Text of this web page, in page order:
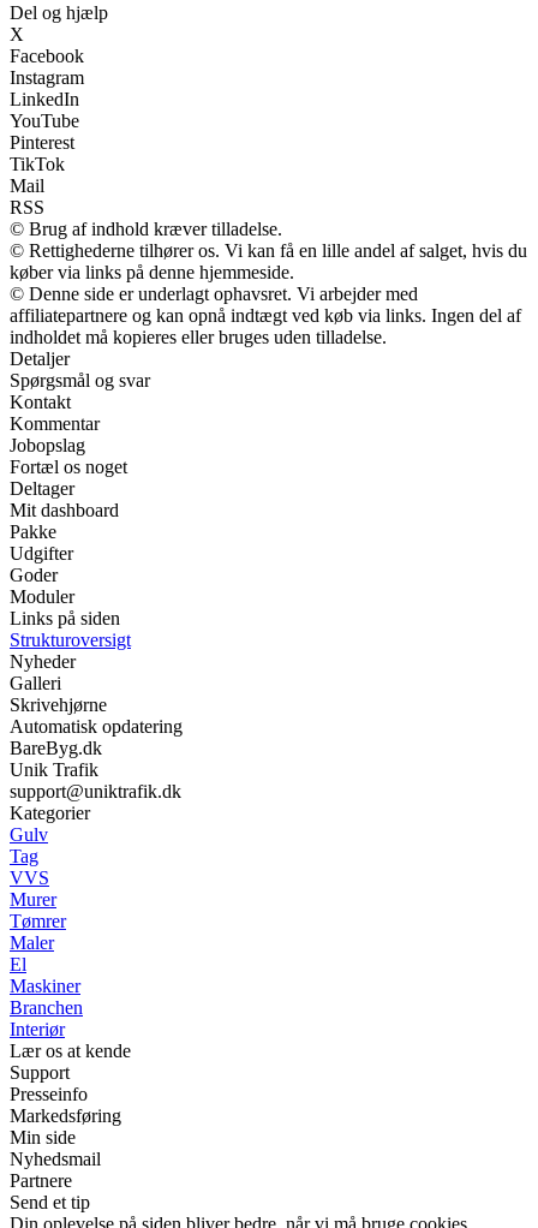
Del og hjælp
X
Facebook
Instagram
LinkedIn
YouTube
Pinterest
TikTok
Mail
RSS
© Brug af indhold kræver tilladelse.
© Rettighederne tilhører os. Vi kan få en lille andel af salget, hvis du
køber via links på denne hjemmeside.
© Denne side er underlagt ophavsret. Vi arbejder med
affiliatepartnere og kan opnå indtægt ved køb via links. Ingen del af
indholdet må kopieres eller bruges uden tilladelse.
Detaljer
Spørgsmål og svar
Kontakt
Kommentar
Jobopslag
Fortæl os noget
Deltager
Mit dashboard
Pakke
Udgifter
Goder
Moduler
Links på siden
Strukturoversigt
Nyheder
Galleri
Skrivehjørne
Automatisk opdatering
BareByg.dk
Unik Trafik
support@uniktrafik.dk
Kategorier
Gulv
Tag
VVS
Murer
Tømrer
Maler
El
Maskiner
Branchen
Interiør
Lær os at kende
Support
Presseinfo
Markedsføring
Min side
Nyhedsmail
Partnere
Send et tip
Din oplevelse på siden bliver bedre, når vi må bruge cookies.